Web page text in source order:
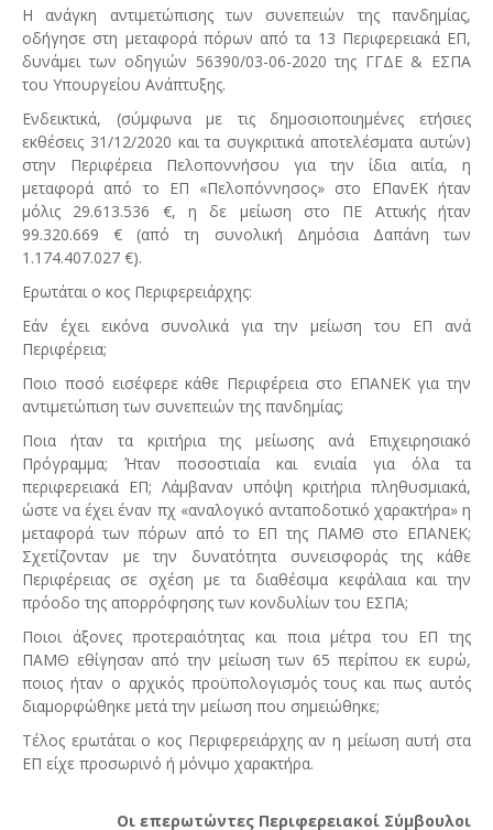
Η ανάγκη αντιμετώπισης των συνεπειών της πανδημίας,
οδήγησε στη μεταφορά πόρων από τα 13 Περιφερειακά ΕΠ,
δυνάμει των οδηγιών 56390/03-06-2020 της ΓΓΔΕ & ΕΣΠΑ
του Υπουργείου Ανάπτυξης.
Ενδεικτικά, (σύμφωνα με τις δημοσιοποιημένες ετήσιες
εκθέσεις 31/12/2020 και τα συγκριτικά αποτελέσματα αυτών)
στην Περιφέρεια Πελοποννήσου για την ίδια αιτία, η
μεταφορά από το ΕΠ «Πελοπόννησος» στο ΕΠανΕΚ ήταν
μόλις 29.613.536 €, η δε μείωση στο ΠΕ Αττικής ήταν
99.320.669 € (από τη συνολική Δημόσια Δαπάνη των
1.174.407.027 €).
Ερωτάται ο κος Περιφερειάρχης:
Εάν έχει εικόνα συνολικά για την μείωση του ΕΠ ανά
Περιφέρεια;
Ποιο ποσό εισέφερε κάθε Περιφέρεια στο ΕΠΑΝΕΚ για την
αντιμετώπιση των συνεπειών της πανδημίας;
Ποια ήταν τα κριτήρια της μείωσης ανά Επιχειρησιακό
Πρόγραμμα; Ήταν ποσοστιαία και ενιαία για όλα τα
περιφερειακά ΕΠ; Λάμβαναν υπόψη κριτήρια πληθυσμιακά,
ώστε να έχει έναν πχ «αναλογικό ανταποδοτικό χαρακτήρα» η
μεταφορά των πόρων από το ΕΠ της ΠΑΜΘ στο ΕΠΑΝΕΚ;
Σχετίζονταν με την δυνατότητα συνεισφοράς της κάθε
Περιφέρειας σε σχέση με τα διαθέσιμα κεφάλαια και την
πρόοδο της απορρόφησης των κονδυλίων του ΕΣΠΑ;
Ποιοι άξονες προτεραιότητας και ποια μέτρα του ΕΠ της
ΠΑΜΘ εθίγησαν από την μείωση των 65 περίπου εκ ευρώ,
ποιος ήταν ο αρχικός προϋπολογισμός τους και πως αυτός
διαμορφώθηκε μετά την μείωση που σημειώθηκε;
Τέλος ερωτάται ο κος Περιφερειάρχης αν η μείωση αυτή στα
ΕΠ είχε προσωρινό ή μόνιμο χαρακτήρα.
Οι επερωτώντες Περιφερειακοί Σύμβουλοι